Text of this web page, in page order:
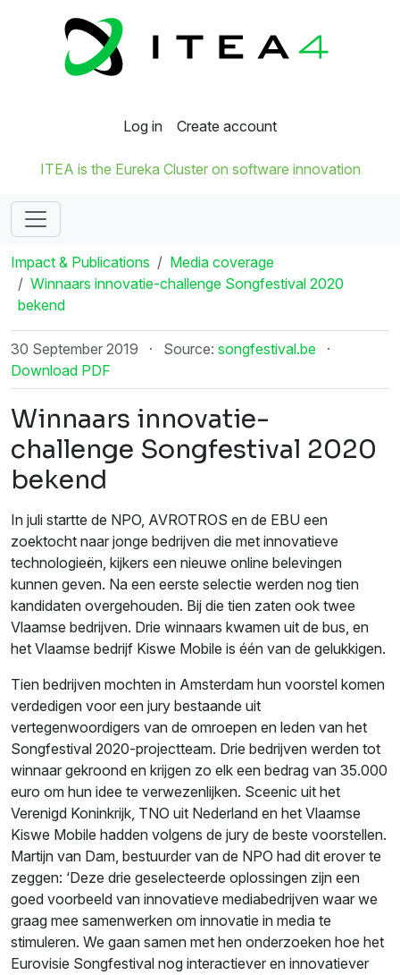
Log in Create account
ITEA is the Eureka Cluster on software innovation
Impact & Publications
Media coverage
Winnaars innovatie-challenge Songfestival 2020
bekend
30 September 2019 · Source: songfestival.be
·
Download PDF
Winnaars innovatie-
challenge Songfestival 2020
bekend
In juli startte de NPO, AVROTROS en de EBU een
zoektocht naar jonge bedrijven die met innovatieve
technologieën, kijkers een nieuwe online belevingen
kunnen geven. Na een eerste selectie werden nog tien
kandidaten overgehouden. Bij die tien zaten ook twee
Vlaamse bedrijven. Drie winnaars kwamen uit de bus, en
het Vlaamse bedrijf Kiswe Mobile is één van de gelukkigen.
Tien bedrijven mochten in Amsterdam hun voorstel komen
verdedigen voor een jury bestaande uit
vertegenwoordigers van de omroepen en leden van het
Songfestival 2020-projectteam. Drie bedrijven werden tot
winnaar gekroond en krijgen zo elk een bedrag van 35.000
euro om hun idee te verwezenlijken. Sceenic uit het
Verenigd Koninkrijk, TNO uit Nederland en het Vlaamse
Kiswe Mobile hadden volgens de jury de beste voorstellen.
Martijn van Dam, bestuurder van de NPO had dit erover te
zeggen: ‘Deze drie geselecteerde oplossingen zijn een
goed voorbeeld van innovatieve mediabedrijven waar we
graag mee samenwerken om innovatie in media te
stimuleren. We gaan samen met hen onderzoeken hoe het
Eurovisie Songfestival nog interactiever en innovatiever